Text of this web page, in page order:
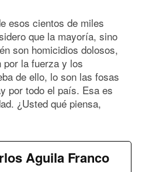
esos cientos de miles
que la mayoría, sino
son homicidios dolosos,
por la fuerza y los
de ello, lo son las fosas
por todo el país. Esa es
¿Usted qué piensa,
Aguila Franco